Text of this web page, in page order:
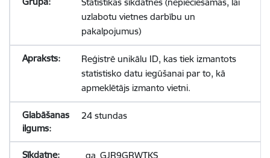
uzlabotu vietnes darbību un
pakalpojumus)
Reģistrē unikālu ID, kas tiek izmantots
statistisko datu iegūšanai par to, kā
apmeklētājs izmanto vietni.
24 stundas
_ga_GJR9GRWTKS